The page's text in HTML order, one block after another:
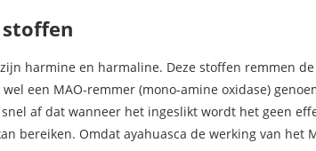
harmine en harmaline. Deze stoffen remmen
een MAO-remmer (mono-amine oxidase)
af dat wanneer het ingeslikt wordt het geen
bereiken. Omdat ayahuasca de werking van het